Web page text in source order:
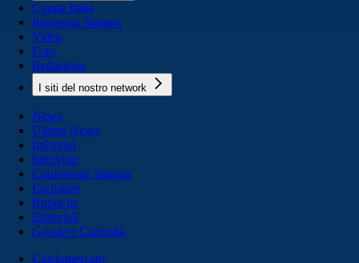
Coppa Italia
Rassegna Stampa
Video
Foto
Redazione
I siti del nostro network
News
Ultime News
Infortuni
Interviste
Conferenze Stampa
Esclusive
Rubriche
Editoriali
Gossip e Curiosità
Calciomercato